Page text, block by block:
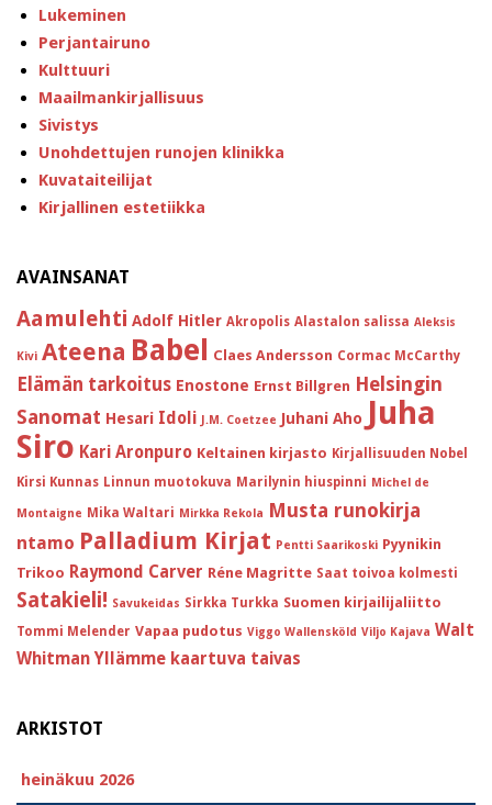
Lukeminen
Perjantairuno
Kulttuuri
Maailmankirjallisuus
Sivistys
Unohdettujen runojen klinikka
Kuvataiteilijat
Kirjallinen estetiikka
AVAINSANAT
Aamulehti Adolf Hitler Akropolis Alastalon salissa Aleksis
Kivi Ateena Babel Claes Andersson Cormac McCarthy
Elämän tarkoitus Enostone Ernst Billgren Helsingin
Sanomat Hesari Idoli J.M. Coetzee Juhani Aho Juha
Siro Kari Aronpuro Keltainen kirjasto Kirjallisuuden Nobel
Kirsi Kunnas Linnun muotokuva Marilynin hiuspinni Michel de
Montaigne Mika Waltari Mirkka Rekola Musta runokirja
ntamo Palladium Kirjat Pentti Saarikoski Pyynikin
Trikoo Raymond Carver Réne Magritte Saat toivoa kolmesti
Satakieli! Savukeidas Sirkka Turkka Suomen kirjailijaliitto
Tommi Melender Vapaa pudotus Viggo Wallensköld Viljo Kajava Walt
Whitman Yllämme kaartuva taivas
ARKISTOT
heinäkuu 2026